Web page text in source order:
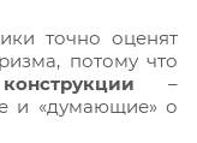
точно оценят
потому что
–
и «думающие» о